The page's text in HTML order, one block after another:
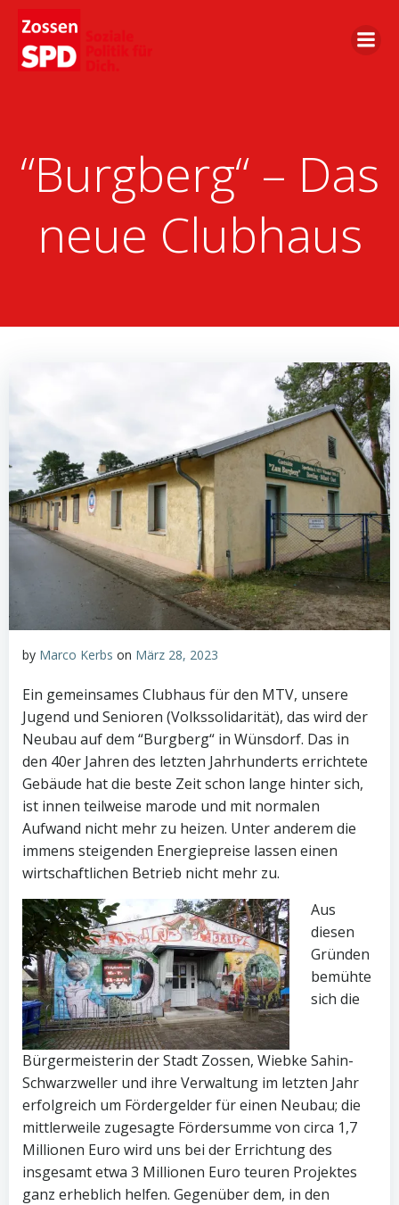
“Burgberg“ – Das
neue Clubhaus
by Marco Kerbs on März 28, 2023
Ein gemeinsames Clubhaus für den MTV, unsere
Jugend und Senioren (Volkssolidarität), das wird der
Neubau auf dem “Burgberg“ in Wünsdorf. Das in
den 40er Jahren des letzten Jahrhunderts errichtete
Gebäude hat die beste Zeit schon lange hinter sich,
ist innen teilweise marode und mit normalen
Aufwand nicht mehr zu heizen. Unter anderem die
immens steigenden Energiepreise lassen einen
wirtschaftlichen Betrieb nicht mehr zu.
Aus
diesen
Gründen
bemühte
sich die
Bürgermeisterin der Stadt Zossen, Wiebke Sahin-
Schwarzweller und ihre Verwaltung im letzten Jahr
erfolgreich um Fördergelder für einen Neubau; die
mittlerweile zugesagte Fördersumme von circa 1,7
Millionen Euro wird uns bei der Errichtung des
insgesamt etwa 3 Millionen Euro teuren Projektes
ganz erheblich helfen. Gegenüber dem, in den